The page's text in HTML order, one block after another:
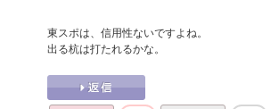
東スポは、信用性ないですよね。
出る杭は打たれるかな。